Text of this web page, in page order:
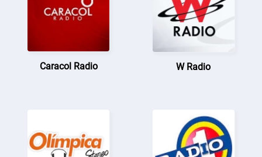
Caracol Radio W Radio